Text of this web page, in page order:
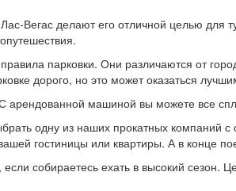
Вегас делают его отличной целью для
парковки. Они различаются от
дорого, но это может оказаться
арендованной машиной вы можете все
одну из наших прокатных компаний
гостиницы или квартиры. А в конце
собираетесь ехать в высокий сезон.